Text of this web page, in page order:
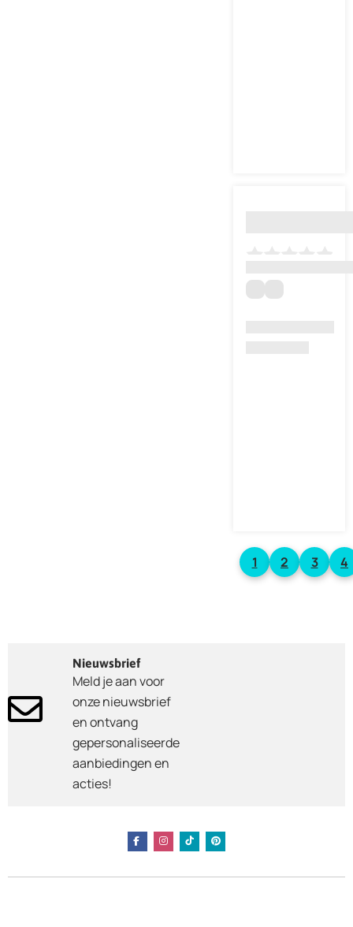
1 2 3 4
Nieuwsbrief
Meld je aan voor
onze nieuwsbrief
en ontvang
gepersonaliseerde
aanbiedingen en
acties!